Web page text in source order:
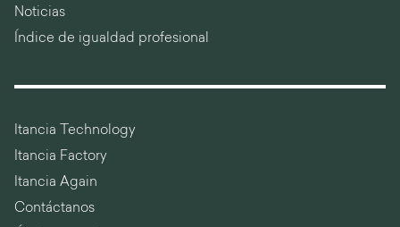
Noticias
Índice de igualdad profesional
Itancia Technology
Itancia Factory
Itancia Again
Contáctanos